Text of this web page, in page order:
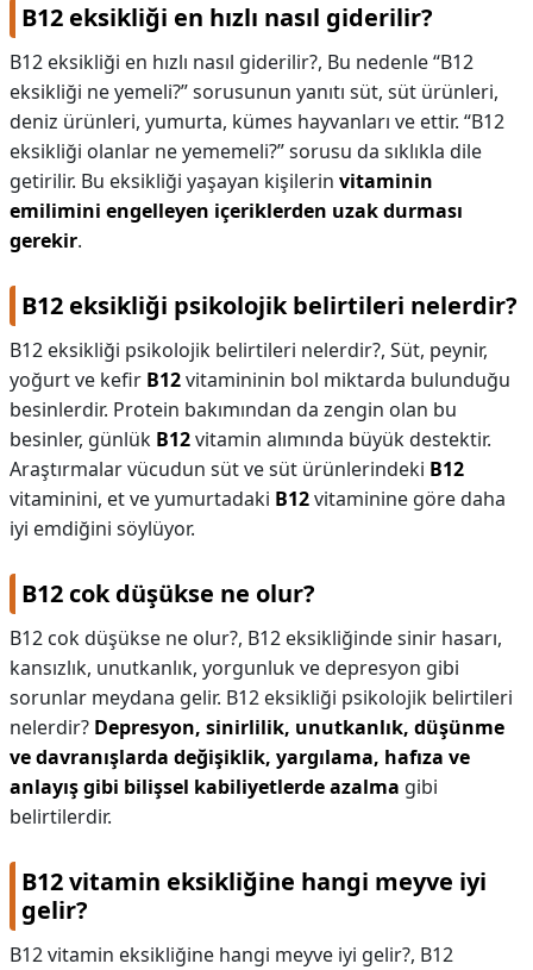
B12 eksikliği en hızlı nasıl giderilir?
B12 eksikliği en hızlı nasıl giderilir?, Bu nedenle “B12
eksikliği ne yemeli?” sorusunun yanıtı süt, süt ürünleri,
deniz ürünleri, yumurta, kümes hayvanları ve ettir. “B12
eksikliği olanlar ne yememeli?” sorusu da sıklıkla dile
getirilir. Bu eksikliği yaşayan kişilerin vitaminin
emilimini engelleyen içeriklerden uzak durması
gerekir.
B12 eksikliği psikolojik belirtileri nelerdir?
B12 eksikliği psikolojik belirtileri nelerdir?, Süt, peynir,
yoğurt ve kefir B12vitamininin bol miktarda bulunduğu
besinlerdir. Protein bakımından da zengin olan bu
besinler, günlük B12vitamin alımında büyük destektir.
Araştırmalar vücudun süt ve süt ürünlerindeki B12
vitaminini, et ve yumurtadaki B12vitaminine göre daha
iyi emdiğini söylüyor.
B12 cok düşükse ne olur?
B12 cok düşükse ne olur?, B12 eksikliğinde sinir hasarı,
kansızlık, unutkanlık, yorgunluk ve depresyon gibi
sorunlar meydana gelir. B12 eksikliği psikolojik belirtileri
nelerdir? Depresyon, sinirlilik, unutkanlık, düşünme
ve davranışlarda değişiklik, yargılama, hafıza ve
anlayış gibi bilişsel kabiliyetlerde azalma gibi
belirtilerdir.
B12 vitamin eksikliğine hangi meyve iyi
gelir?
B12 vitamin eksikliğine hangi meyve iyi gelir?, B12